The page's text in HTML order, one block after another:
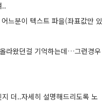
..
느분이 텍스트 파을(좌표값만 있
라왔던걸 기억하는데…그런경우
더..자세히 설명해드리도록 노